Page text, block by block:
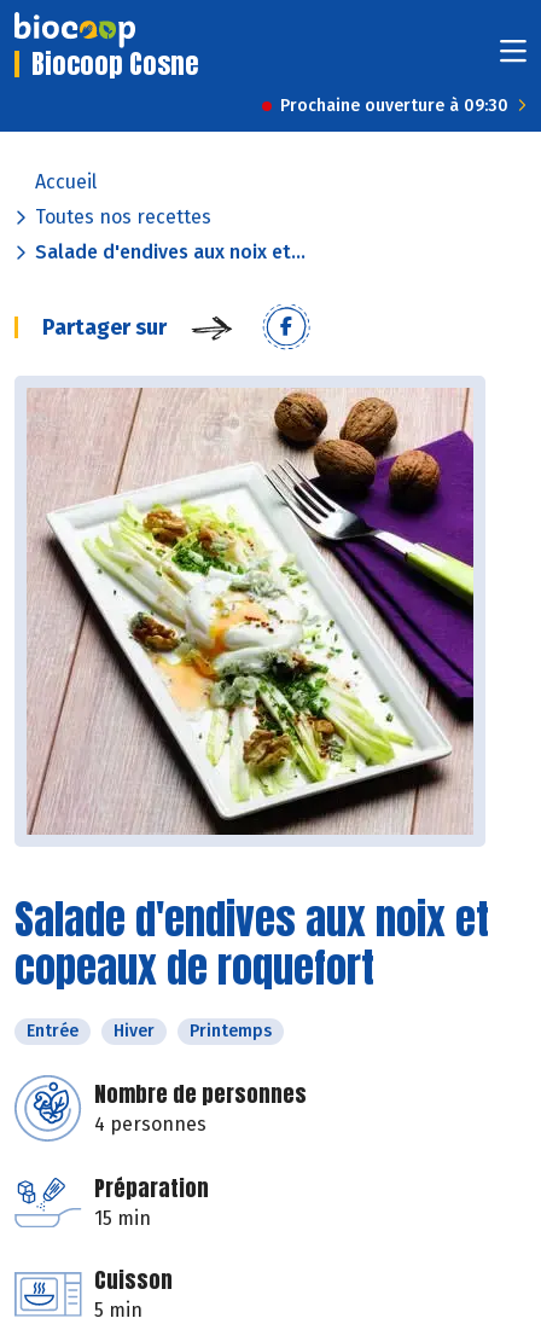
Biocoop Cosne
Prochaine ouverture à 09:30
Accueil
Toutes nos recettes
Salade d'endives aux noix et...
Partager sur
Salade d'endives aux noix et
copeaux de roquefort
Entrée Hiver Printemps
Nombre de personnes
4 personnes
Préparation
15 min
Cuisson
5 min